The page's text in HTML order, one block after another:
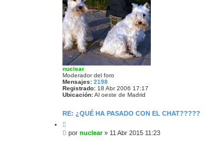
nuclear
Moderador del foro
Mensajes: 2198
Registrado: 18 Abr 2006 17:17
Ubicación:Al oeste de Madrid
RE: ¿QUÉ HA PASADO CON EL CHAT?????
i
t
M
por nuclear» 11 Abr 2015 11:23